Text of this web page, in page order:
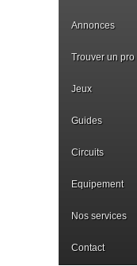
Annonces
Trouver un pro
Jeux
Guides
Circuits
Equipement
Nos services
Contact